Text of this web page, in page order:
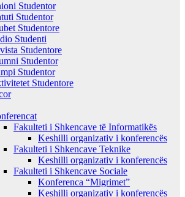
Studentor
Studentor
Studentore
Studenti
Studentore
Studentor
Studentor
Studentore
Fakulteti i Shkencave të Informatikës
Keshilli organizativ i konferencës
Fakulteti i Shkencave Teknike
Keshilli organizativ i konferencës
Fakulteti i Shkencave Sociale
Konferenca “Migrimet”
Keshilli organizativ i konferencës